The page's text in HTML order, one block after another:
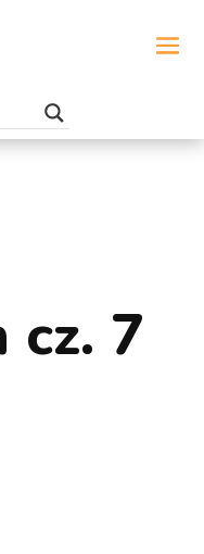
cz. 7